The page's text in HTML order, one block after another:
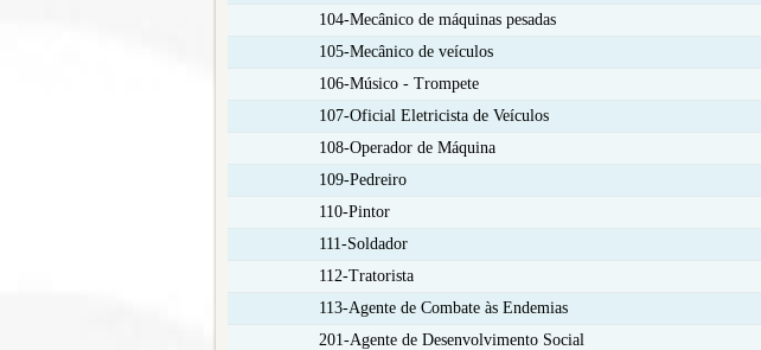
104-Mecânico de máquinas pesadas
105-Mecânico de veículos
106-Músico - Trompete
107-Oficial Eletricista de Veículos
108-Operador de Máquina
109-Pedreiro
110-Pintor
111-Soldador
112-Tratorista
113-Agente de Combate às Endemias
201-Agente de Desenvolvimento Social